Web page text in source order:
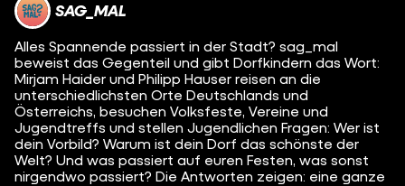
SAG_MAL
Alles Spannende passiert in der Stadt? sag_mal
beweist das Gegenteil und gibt Dorfkindern das Wort:
Mirjam Haider und Philipp Hauser reisen an die
unterschiedlichsten Orte Deutschlands und
Österreichs, besuchen Volksfeste, Vereine und
Jugendtreffs und stellen Jugendlichen Fragen: Wer ist
dein Vorbild? Warum ist dein Dorf das schönste der
Welt? Und was passiert auf euren Festen, was sonst
nirgendwo passiert? Die Antworten zeigen: eine ganze